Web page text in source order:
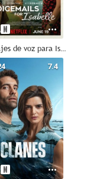
Mensajes de voz para Isabelle
7.4